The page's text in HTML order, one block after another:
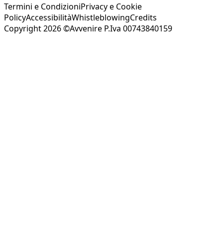
Termini e CondizioniPrivacy e Cookie
PolicyAccessibilitàWhistleblowingCredits
Copyright 2026 ©Avvenire P.Iva 00743840159